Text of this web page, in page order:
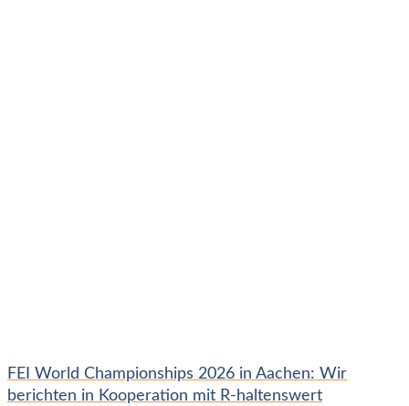
FEI World Championships 2026 in Aachen: Wir
berichten in Kooperation mit R-haltenswert